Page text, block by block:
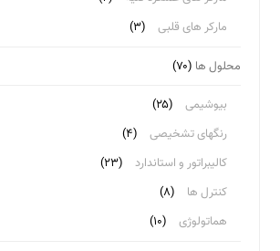
مارکر های قلبی
(۳)
محلول ها (۷۰)
بیوشیمی
(۲۵)
رنگهای تشخیصی
(۴)
کالیبراتور و استاندارد
(۲۳)
کنترل ها
(۸)
هماتولوژی
(۱۰)